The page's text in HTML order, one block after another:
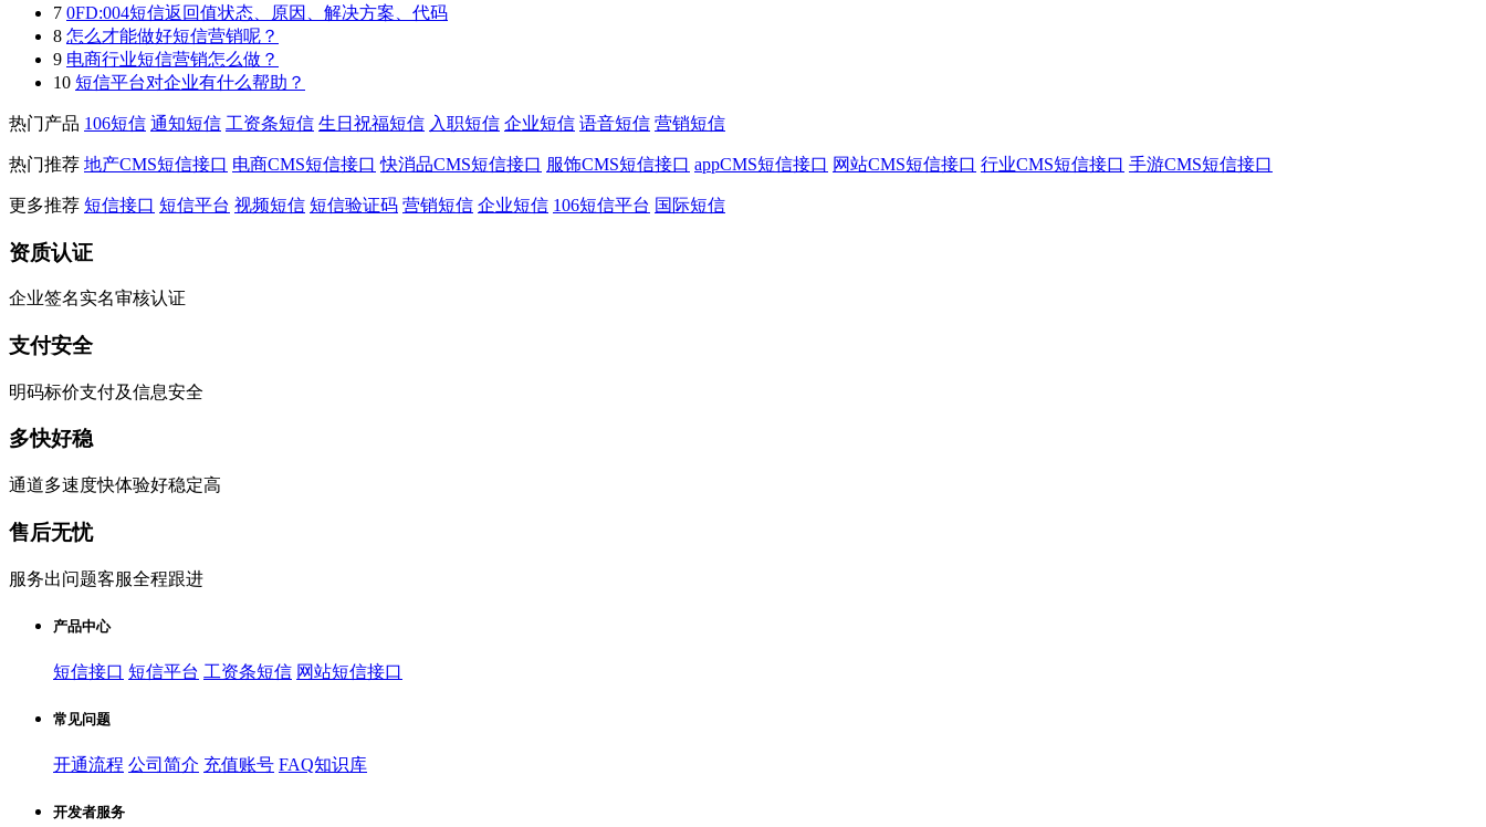
7 0FD:004短信返回值状态、原因、解决方案、代码
8 怎么才能做好短信营销呢？
9 电商行业短信营销怎么做？
10 短信平台对企业有什么帮助？
热门产品 106短信 通知短信 工资条短信 生日祝福短信 入职短信 企业短信 语音短信 营销短信
热门推荐 地产CMS短信接口 电商CMS短信接口 快消品CMS短信接口 服饰CMS短信接口 appCMS短信接口 网站CMS短信接口 行业CMS短信接口 手游CMS短信接口
更多推荐 短信接口 短信平台 视频短信 短信验证码 营销短信 企业短信 106短信平台 国际短信
资质认证
企业签名实名审核认证
支付安全
明码标价支付及信息安全
多快好稳
通道多速度快体验好稳定高
售后无忧
服务出问题客服全程跟进
产品中心
短信接口 短信平台 工资条短信 网站短信接口
常见问题
开通流程 公司简介 充值账号 FAQ知识库
开发者服务